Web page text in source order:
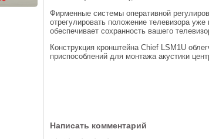
Фирменные системы оперативной
отрегулировать положение телевизора
обеспечивает сохранность вашего
Конструкция кронштейна Chief LSM1U
приспособлений для монтажа акустики
Написать комментарий